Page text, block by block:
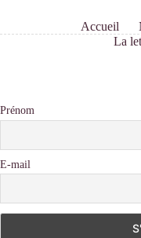
Accueil
La
Prénom
E-mail